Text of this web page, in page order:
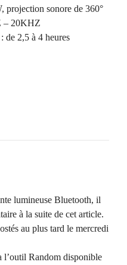
projection sonore de 360°
– 20KHZ
de 2,5 à 4 heures
lumineuse Bluetooth, il
à la suite de cet article.
au plus tard le mercredi
l’outil Random disponible